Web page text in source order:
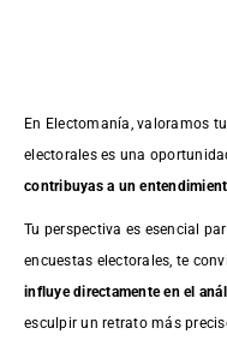
En Electomanía, valoramos
electorales es una
contribuyas a un
Tu perspectiva es esencial
encuestas electorales, te
influye directamente en el
esculpir un retrato más